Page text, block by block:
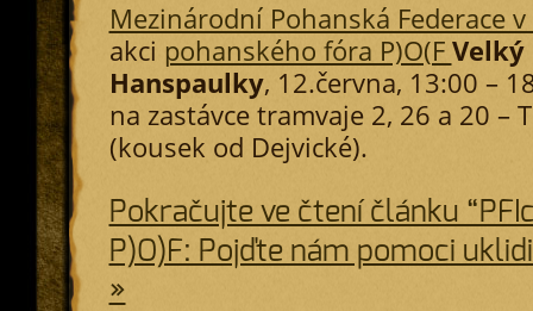
Mezinárodní Pohanská Federace v
akci pohanského fóra P)O(F
Hanspaulky, 12.června, 13:00 –
na zastávce tramvaje 2, 26 a 20 –
(kousek od Dejvické).
Pokračujte ve čtení článku
P)O)F: Pojďte nám pomoci
»